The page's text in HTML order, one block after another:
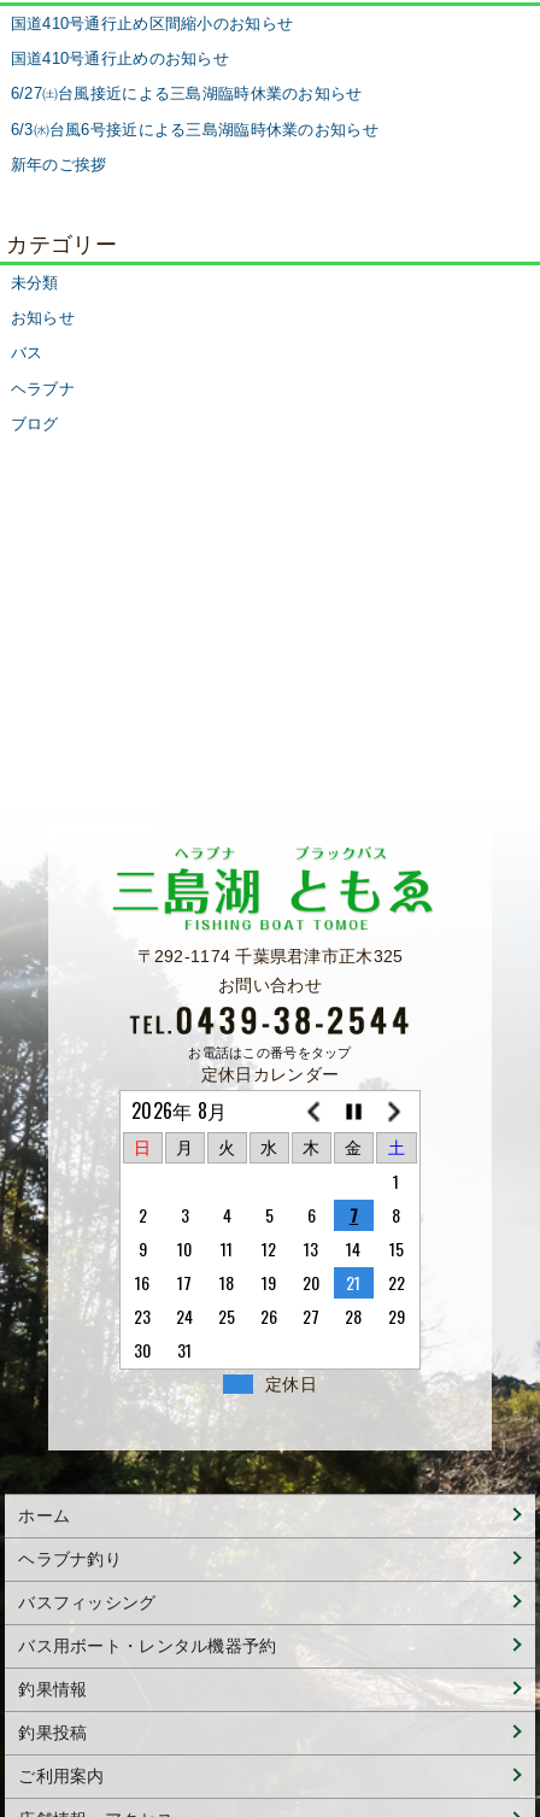
国道410号通行止め区間縮小のお知らせ
国道410号通行止めのお知らせ
6/27㈯台風接近による三島湖臨時休業のお知らせ
6/3㈬台風6号接近による三島湖臨時休業のお知らせ
新年のご挨拶
カテゴリー
未分類
お知らせ
バス
ヘラブナ
ブログ
〒292-1174 千葉県君津市正木325
お問い合わせ
お電話はこの番号をタップ
定休日カレンダー
2026年 8月
日 月 火 水 木 金 土
1
2
3 4 5 6 7
8
9
10 11 12 13 14
15
16
17 18 19 20 21
22
23
24 25 26 27 28
29
30
31
定休日
ホーム
ヘラブナ釣り
バスフィッシング
バス用ボート・レンタル機器予約
釣果情報
釣果投稿
ご利用案内